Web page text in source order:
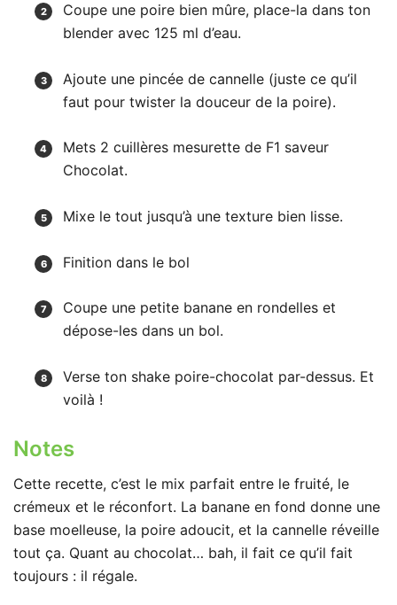
Coupe une poire bien mûre, place-la dans ton
blender avec 125 ml d’eau.
Ajoute une pincée de cannelle (juste ce qu’il
faut pour twister la douceur de la poire).
Mets 2 cuillères mesurette de F1 saveur
Chocolat.
Mixe le tout jusqu’à une texture bien lisse.
Finition dans le bol
Coupe une petite banane en rondelles et
dépose-les dans un bol.
Verse ton shake poire-chocolat par-dessus. Et
voilà !
Notes
Cette recette, c’est le mix parfait entre le fruité, le
crémeux et le réconfort. La banane en fond donne une
base moelleuse, la poire adoucit, et la cannelle réveille
tout ça. Quant au chocolat… bah, il fait ce qu’il fait
toujours : il régale.